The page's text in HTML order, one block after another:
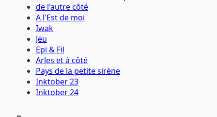
de l'autre côté
A l'Est de moi
Iwak
Jeu
Epi & Fil
Arles et à côté
Pays de la petite sirène
Inktober 23
Inktober 24